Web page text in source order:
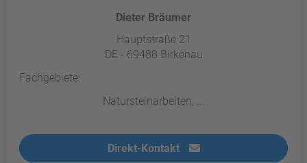
Dieter Bräumer
Hauptstraße 21
DE - 69488 Birkenau
Fachgebiete:
Natursteinarbeiten, ...
Direkt-Kontakt